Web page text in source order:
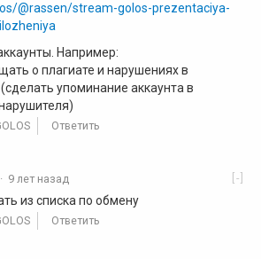
@rassen/stream-golos-prezentaciya-
Например:
о плагиате и нарушениях в
упоминание аккаунта в
Ответить
[-]
· 9 лет назад
из списка по обмену
Ответить